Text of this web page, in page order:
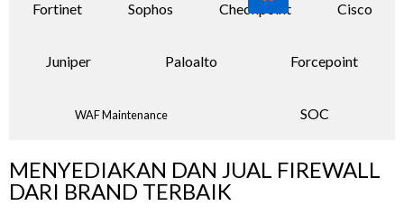
Fortinet Sophos Checkpoint Cisco
Juniper Paloalto Forcepoint
WAF Maintenance SOC
MENYEDIAKAN DAN JUAL FIREWALL
DARI BRAND TERBAIK